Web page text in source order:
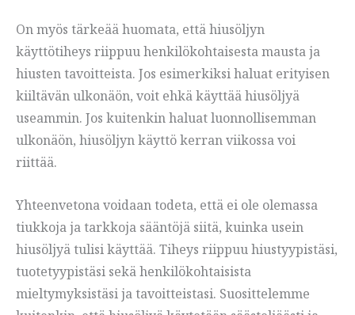
On myös tärkeää huomata, että hiusöljyn
käyttötiheys riippuu henkilökohtaisesta mausta ja
hiusten tavoitteista. Jos esimerkiksi haluat erityisen
kiiltävän ulkonäön, voit ehkä käyttää hiusöljyä
useammin. Jos kuitenkin haluat luonnollisemman
ulkonäön, hiusöljyn käyttö kerran viikossa voi
riittää.
Yhteenvetona voidaan todeta, että ei ole olemassa
tiukkoja ja tarkkoja sääntöjä siitä, kuinka usein
hiusöljyä tulisi käyttää. Tiheys riippuu hiustyypistäsi,
tuotetyypistäsi sekä henkilökohtaisista
mieltymyksistäsi ja tavoitteistasi. Suosittelemme